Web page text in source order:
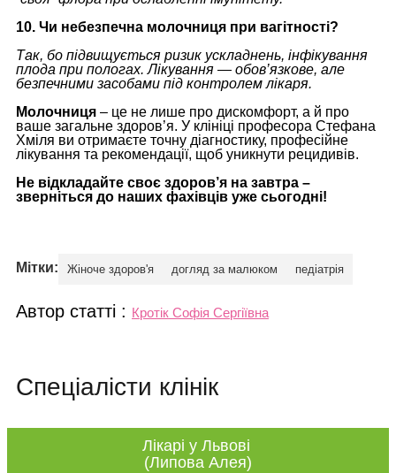
10. Чи небезпечна молочниця при вагітності?
Так, бо підвищується ризик ускладнень, інфікування
плода при пологах. Лікування — обов’язкове, але
безпечними засобами під контролем лікаря.
Молочниця – це не лише про дискомфорт, а й про
ваше загальне здоров’я. У клініці професора Стефана
Хміля ви отримаєте точну діагностику, професійне
лікування та рекомендації, щоб уникнути рецидивів.
Не відкладайте своє здоров’я на завтра –
зверніться до наших фахівців уже сьогодні!
Мітки: Жіноче здоров'я догляд за малюком педіатрія
Автор статті : Кротік Софія Сергіївна
Спеціалісти клінік
Лікарі у Львові
(Липова Алея)